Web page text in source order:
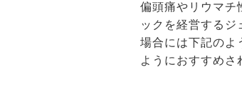
偏頭痛やリウマチ
ックを経営するジ
場合には下記のよ
ようにおすすめさ